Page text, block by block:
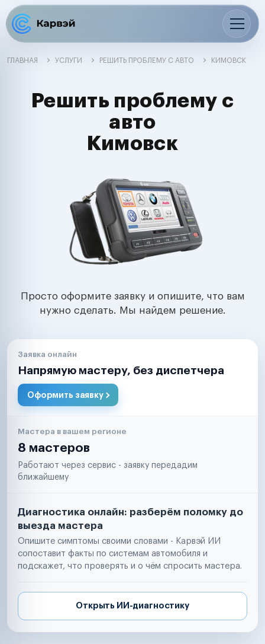
ГЛАВНАЯ УСЛУГИ РЕШИТЬ ПРОБЛЕМУ С АВТО КИМОВСК
Решить проблему с
авто
Кимовск
Просто оформите заявку и опишите, что вам
нужно сделать. Мы найдем решение.
Заявка онлайн
Напрямую мастеру, без диспетчера
Оформить заявку
Мастера в вашем регионе
8 мастеров
Работают через сервис - заявку передадим
ближайшему
Диагностика онлайн: разберём поломку до
выезда мастера
Опишите симптомы своими словами - Карвэй ИИ
сопоставит факты по системам автомобиля и
подскажет, что проверять и о чём спросить мастера.
Открыть ИИ-диагностику